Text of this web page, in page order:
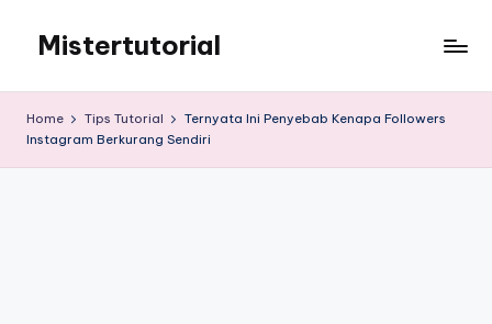
content
Mistertutorial
Android
Home Tips Tutorial
Ternyata Ini Penyebab Kenapa Followers
Instagram Berkurang Sendiri